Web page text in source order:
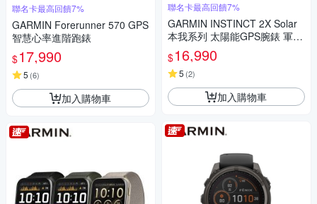
聯名卡最高回饋7%
GARMIN Forerunner 570 GPS
智慧心率進階跑錶
$17,990
5 (6)
加入購物車
聯名卡最高回饋7%
GARMIN INSTINCT 2X Solar
本我系列 太陽能GPS腕錶 軍事
戰術版
$16,990
5 (2)
加入購物車